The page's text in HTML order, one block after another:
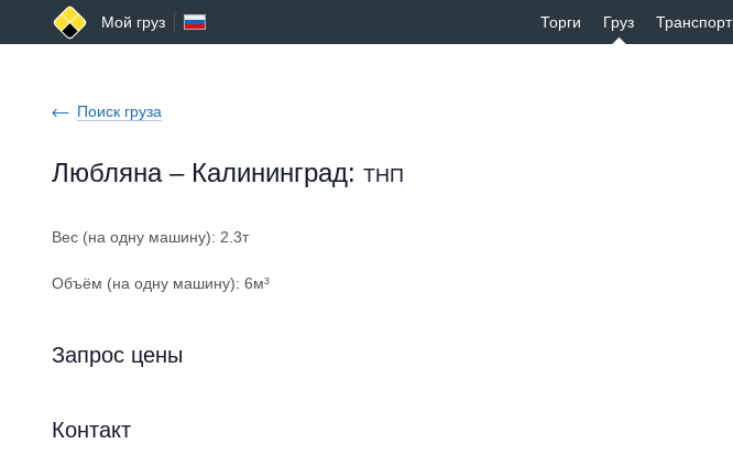
Мой груз Торги Груз Транспорт
Поиск груза
Любляна – Калининград: ТНП
Вес (на одну машину): 2.3т
Объём (на одну машину): 6м³
Запрос цены
Контакт